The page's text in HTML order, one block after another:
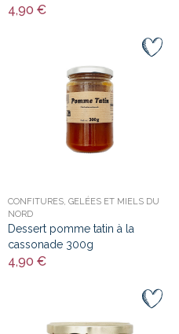
4,90 €
CONFITURES, GELÉES ET MIELS DU
NORD
Dessert pomme tatin à la
cassonade 300g
4,90 €